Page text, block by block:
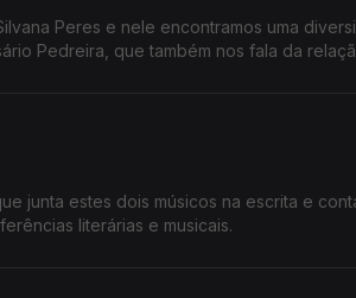
Peres e nele encontramos uma
Pedreira, que também nos fala da
junta estes dois músicos na escrita e
literárias e musicais.